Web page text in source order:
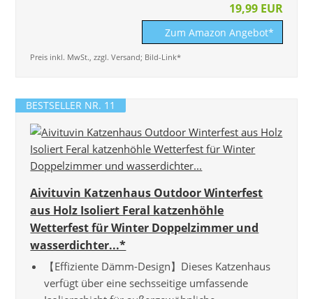
19,99 EUR
Zum Amazon Angebot*
Preis inkl. MwSt., zzgl. Versand; Bild-Link*
BESTSELLER NR. 11
Aivituvin Katzenhaus Outdoor Winterfest
aus Holz Isoliert Feral katzenhöhle
Wetterfest für Winter Doppelzimmer und
wasserdichter...*
【Effiziente Dämm-Design】Dieses Katzenhaus
verfügt über eine sechsseitige umfassende